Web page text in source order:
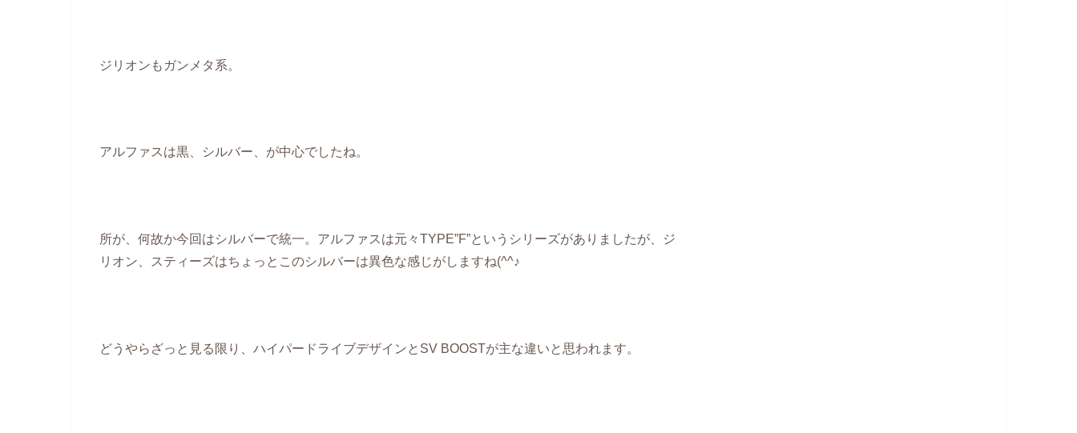
ジリオンもガンメタ系。
アルファスは黒、シルバー、が中心でしたね。
所が、何故か今回はシルバーで統一。アルファスは元々TYPE”F”というシリーズがありましたが、ジ
リオン、スティーズはちょっとこのシルバーは異色な感じがしますね(^^♪
どうやらざっと見る限り、ハイパードライブデザインとSV BOOSTが主な違いと思われます。